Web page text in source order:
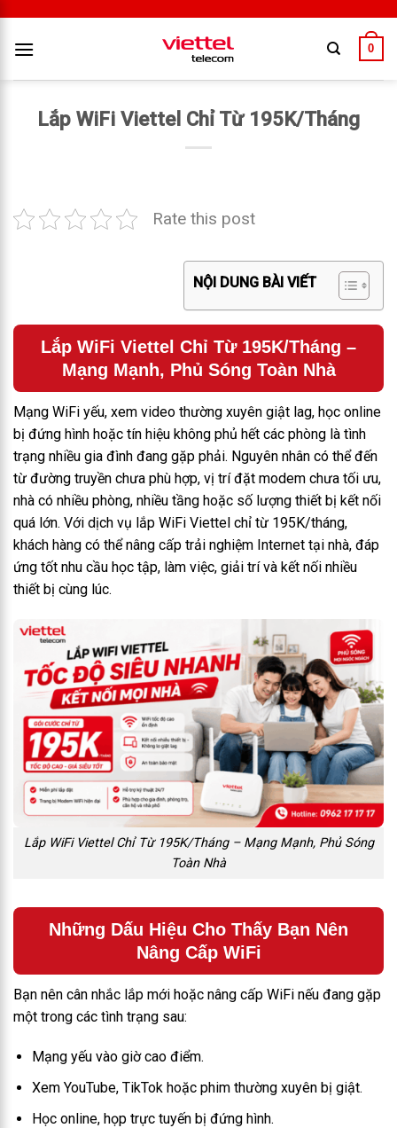
0
Lắp WiFi Viettel Chỉ Từ 195K/Tháng
Rate this post
NỘI DUNG BÀI VIẾT
Lắp WiFi Viettel Chỉ Từ 195K/Tháng –
Mạng Mạnh, Phủ Sóng Toàn Nhà
Mạng WiFi yếu, xem video thường xuyên giật lag, học online
bị đứng hình hoặc tín hiệu không phủ hết các phòng là tình
trạng nhiều gia đình đang gặp phải. Nguyên nhân có thể đến
từ đường truyền chưa phù hợp, vị trí đặt modem chưa tối ưu,
nhà có nhiều phòng, nhiều tầng hoặc số lượng thiết bị kết nối
quá lớn. Với dịch vụ lắp WiFi Viettel chỉ từ 195K/tháng,
khách hàng có thể nâng cấp trải nghiệm Internet tại nhà, đáp
ứng tốt nhu cầu học tập, làm việc, giải trí và kết nối nhiều
thiết bị cùng lúc.
Lắp WiFi Viettel Chỉ Từ 195K/Tháng – Mạng Mạnh, Phủ Sóng
Toàn Nhà
Những Dấu Hiệu Cho Thấy Bạn Nên
Nâng Cấp WiFi
Bạn nên cân nhắc lắp mới hoặc nâng cấp WiFi nếu đang gặp
một trong các tình trạng sau:
Mạng yếu vào giờ cao điểm.
Xem YouTube, TikTok hoặc phim thường xuyên bị giật.
Học online, họp trực tuyến bị đứng hình.